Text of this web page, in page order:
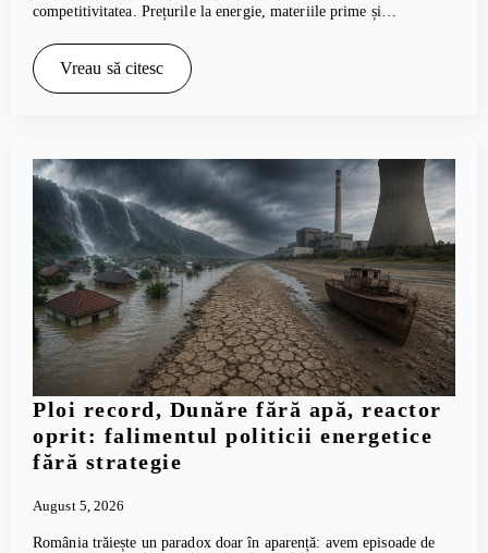
competitivitatea. Prețurile la energie, materiile prime și…
Vreau să citesc
Ploi record, Dunăre fără apă, reactor
oprit: falimentul politicii energetice
fără strategie
August 5, 2026
România trăiește un paradox doar în aparență: avem episoade de